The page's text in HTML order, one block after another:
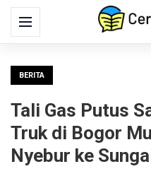
Menu
BERITA
Tali Gas Putus
Truk di Bogor
Nyebur ke